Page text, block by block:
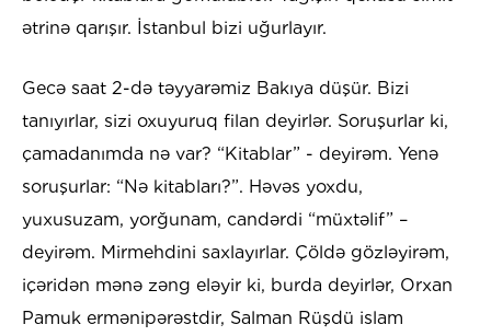
ətrinə qarışır. İstanbul bizi uğurlayır.
Gecə saat 2-də təyyarəmiz Bakıya düşür. Bizi
tanıyırlar, sizi oxuyuruq filan deyirlər. Soruşurlar ki,
çamadanımda nə var? “Kitablar” - deyirəm. Yenə
soruşurlar: “Nə kitabları?”. Həvəs yoxdu,
yuxusuzam, yorğunam, candərdi “müxtəlif” –
deyirəm. Mirmehdini saxlayırlar. Çöldə gözləyirəm,
içəridən mənə zəng eləyir ki, burda deyirlər, Orxan
Pamuk ermənipərəstdir, Salman Rüşdü islam